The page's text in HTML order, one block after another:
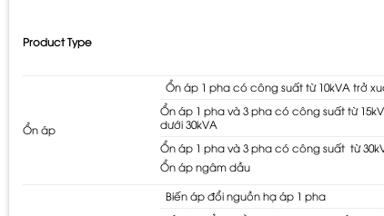
Product Type
Ổn áp
Ổn áp 1 pha có công suất từ 10kVA trở
Ổn áp 1 pha và 3 pha có công suất từ
dưới 30kVA
Ổn áp 1 pha và 3 pha có công suất từ
Ổn áp ngâm dầu
Biến áp đổi nguồn hạ áp 1 pha